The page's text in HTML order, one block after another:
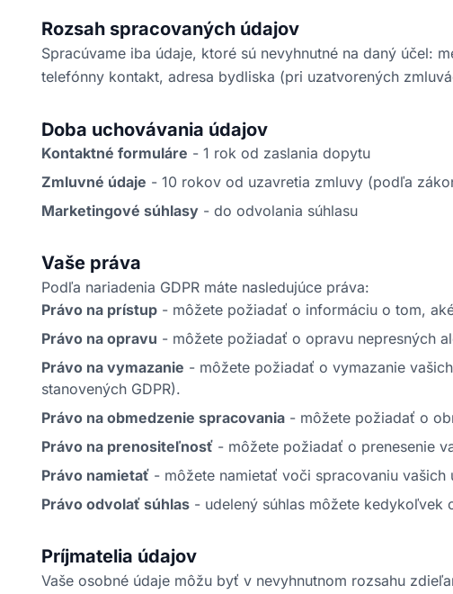
Rozsah spracovaných údajov
Spracúvame iba údaje, ktoré sú nevyhnutné na daný účel:
telefónny kontakt, adresa bydliska (pri uzatvorených
Doba uchovávania údajov
Kontaktné formuláre - 1 rok od zaslania dopytu
Zmluvné údaje - 10 rokov od uzavretia zmluvy (podľa
Marketingové súhlasy - do odvolania súhlasu
Vaše práva
Podľa nariadenia GDPR máte nasledujúce práva:
Právo na prístup - môžete požiadať o informáciu o tom,
Právo na opravu - môžete požiadať o opravu nepresných
Právo na vymazanie - môžete požiadať o vymazanie
stanovených GDPR).
Právo na obmedzenie spracovania - môžete požiadať o
Právo na prenositeľnosť - môžete požiadať o prenesenie
Právo namietať - môžete namietať voči spracovaniu
Právo odvolať súhlas - udelený súhlas môžete kedykoľvek
Príjmatelia údajov
Vaše osobné údaje môžu byť v nevyhnutnom rozsahu